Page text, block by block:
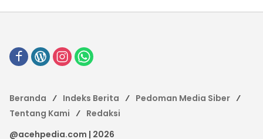
Beranda Indeks Berita
Pedoman Media Siber
Tentang Kami
Redaksi
@acehpedia.com | 2026